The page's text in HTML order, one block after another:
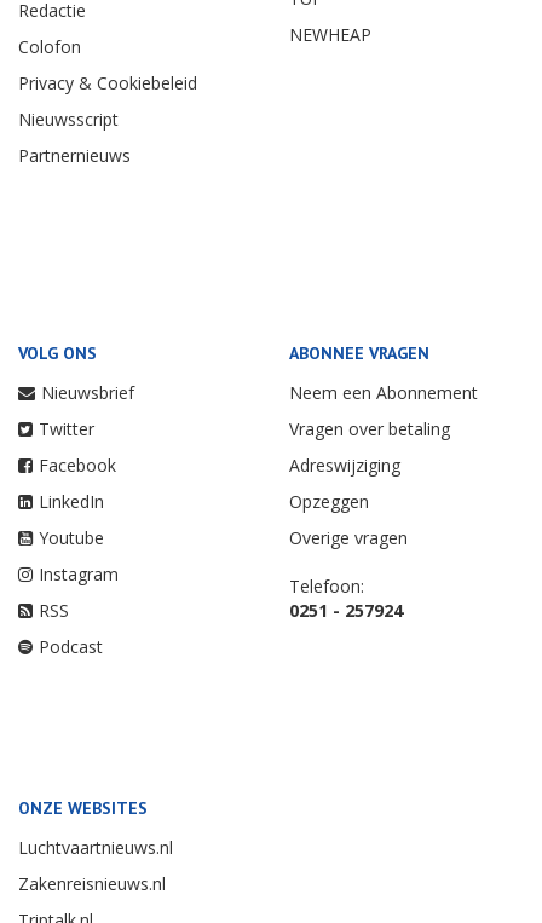
Redactie
Colofon
Privacy & Cookiebeleid
Nieuwsscript
Partnernieuws
NEWHEAP
VOLG ONS
Nieuwsbrief
Twitter
Facebook
LinkedIn
Youtube
Instagram
RSS
Podcast
ABONNEE VRAGEN
Neem een Abonnement
Vragen over betaling
Adreswijziging
Opzeggen
Overige vragen
Telefoon:
0251 - 257924
ONZE WEBSITES
Luchtvaartnieuws.nl
Zakenreisnieuws.nl